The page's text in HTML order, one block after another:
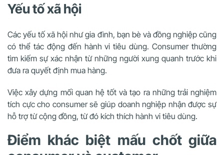
Yếu tố xã hội
Các yếu tố xã hội như gia đình, bạn bè và đồng nghiệp cũng
có thể tác động đến hành vi tiêu dùng. Consumer thường
tìm kiếm sự xác nhận từ những người xung quanh trước khi
đưa ra quyết định mua hàng.
Việc xây dựng mối quan hệ tốt và tạo ra những trải nghiệm
tích cực cho consumer sẽ giúp doanh nghiệp nhận được sự
hỗ trợ từ cộng đồng, từ đó kích thích hành vi tiêu dùng.
Điểm khác biệt mấu chốt giữa